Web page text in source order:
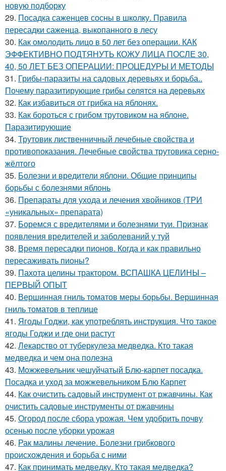
новую подборку
29. Посадка саженцев сосны в школку. Правила
пересадки саженца, выкопанного в лесу
30. Как омолодить лицо в 50 лет без операции. КАК
ЭФФЕКТИВНО ПОДТЯНУТЬ КОЖУ ЛИЦА ПОСЛЕ 30,
40, 50 ЛЕТ БЕЗ ОПЕРАЦИИ: ПРОЦЕДУРЫ И МЕТОДЫ
31. Грибы-паразиты на садовых деревьях и борьба..
Почему паразитирующие грибы селятся на деревьях
32. Как избавиться от грибка на яблонях.
33. Как бороться с грибом трутовиком на яблоне.
Паразитирующие
34. Трутовик лиственничный лечебные свойства и
противопоказания. Лечебные свойства трутовика серно-
жёлтого
35. Болезни и вредители яблони. Общие принципы
борьбы с болезнями яблонь
36. Препараты для ухода и лечения хвойников (ТРИ
«уникальных» препарата)
37. Боремся с вредителями и болезнями туи. Признак
появления вредителей и заболеваний у туй
38. Время пересадки пионов. Когда и как правильно
пересаживать пионы?
39. Пахота целины трактором. ВСПАШКА ЦЕЛИНЫ –
ПЕРВЫЙ ОПЫТ
40. Вершинная гниль томатов меры борьбы. Вершинная
гниль томатов в теплице
41. Ягоды Годжи, как употреблять инструкция. Что такое
ягоды Годжи и где они растут
42. Лекарство от туберкулеза медведка. Кто такая
медведка и чем она полезна
43. Можжевельник чешуйчатый Блю-карпет посадка.
Посадка и уход за можжевельником Блю Карпет
44. Как очистить садовый инструмент от ржавчины. Как
очистить садовые инструменты от ржавчины
45. Огород после сбора урожая. Чем удобрить почву
осенью после уборки урожая
46. Рак малины лечение. Болезни грибкового
происхождения и борьба с ними
47. Как принимать медведку. Кто такая медведка?